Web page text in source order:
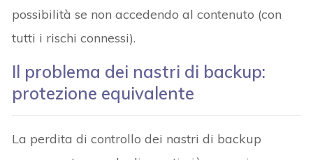
possibilità se non accedendo al contenuto (con
tutti i rischi connessi).
Il problema dei nastri di backup:
protezione equivalente
La perdita di controllo dei nastri di backup